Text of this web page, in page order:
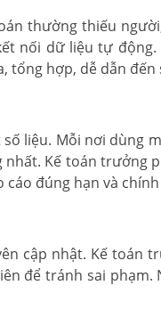
thường thiếu
nối dữ liệu tự
tổng hợp, dễ dẫn đến
liệu. Mỗi nơi dùng
Kế toán trưởng
đúng hạn và chính
cập nhật. Kế toán
để tránh sai phạm.